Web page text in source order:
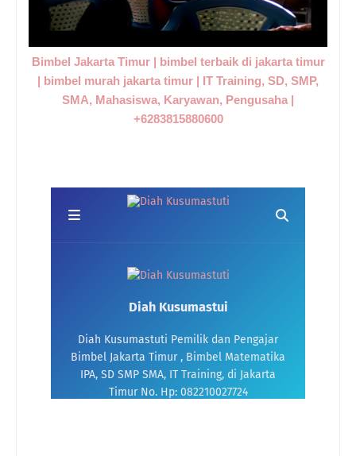
Bimbel Jakarta Timur | bimbel terbaik di jakarta timur
| bimbel murah jakarta timur | IT Training, SD, SMP,
SMA, Mahasiswa, Karyawan, Pengusaha |
+6283815880600